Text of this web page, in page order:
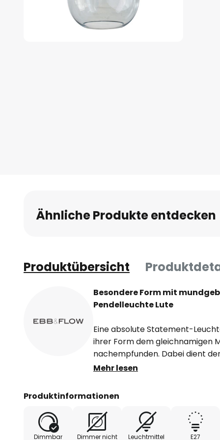
Ähnliche Produkte entdecken
Produktübersicht
Besondere Form mit
Pendelleuchte Lute
Eine absolute Statement-
ihrer Form dem gleichnamigen
nachempfunden. Dabei dient
Verjüngung nach oben und als
Zupfinstrument deutlich.
Das Licht kann durch den
hinaus strahlen und sorgt somit
Mehr lesen
Produktinformationen
Dimmbar
Dimmer nicht
Leuchtmittel
E27